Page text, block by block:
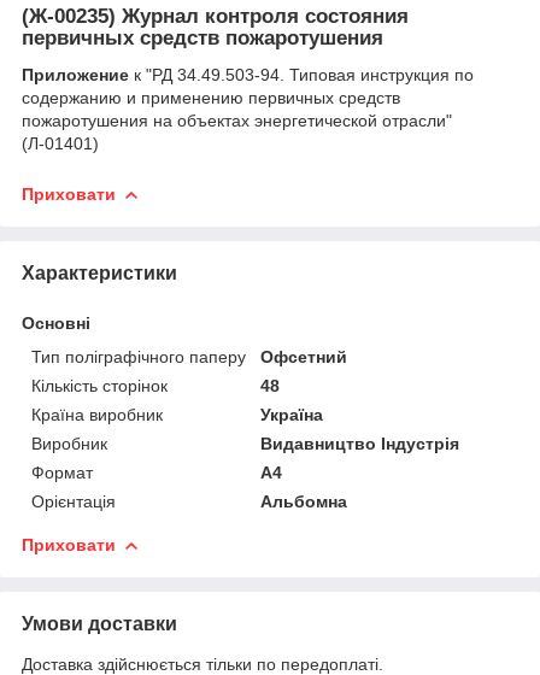
(Ж-00235) Журнал контроля состояния
первичных средств пожаротушения
Приложение к "РД 34.49.503-94. Типовая инструкция по
содержанию и применению первичных средств
пожаротушения на объектах энергетической отрасли"
(Л-01401)
Приховати
Характеристики
Основні
Тип поліграфічного паперу
Офсетний
Кількість сторінок
48
Країна виробник
Україна
Виробник
Видавництво Індустрія
Формат
A4
Орієнтація
Альбомна
Приховати
Умови доставки
Доставка здійснюється тільки по передоплаті.